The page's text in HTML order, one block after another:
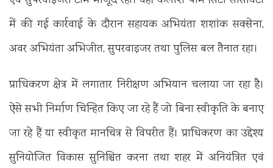
में की गई कार्रवाई के दौरान सहायक अभियंता शशांक सक्सेना,
अवर अभियंता अभिजीत, सुपरवाइजर तथा पुलिस बल तैनात रहा।
प्राधिकरण क्षेत्र में लगातार निरीक्षण अभियान चलाया जा रहा है।
ऐसे सभी निर्माण चिन्हित किए जा रहे हैं जो बिना स्वीकृति के बनाए
जा रहे हैं या स्वीकृत मानचित्र से विपरीत हैं। प्राधिकरण का उद्देश्य
सुनियोजित विकास सुनिश्चित करना तथा शहर में अनियंत्रित एवं